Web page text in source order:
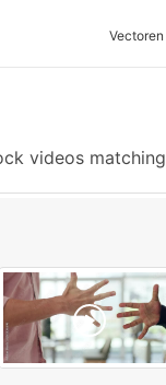
Vectoren
videos matching